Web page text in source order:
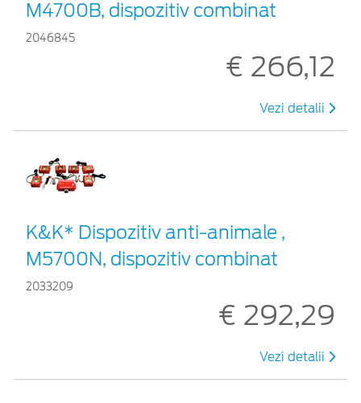
M4700B, dispozitiv combinat
2046845
€ 266,12
Vezi detalii
K&K* Dispozitiv anti-animale ,
M5700N, dispozitiv combinat
2033209
€ 292,29
Vezi detalii